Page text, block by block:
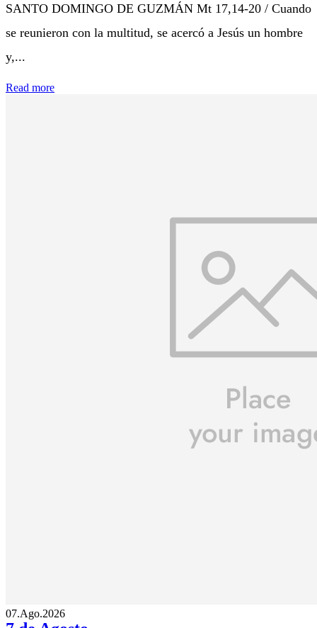
SANTO DOMINGO DE GUZMÁN Mt 17,14-20 / Cuando
se reunieron con la multitud, se acercó a Jesús un hombre
y,...
Read more
07.Ago.2026